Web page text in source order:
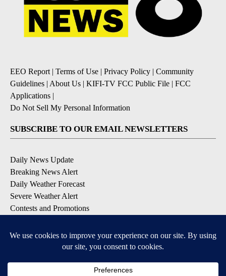
EEO Report | Terms of Use | Privacy Policy | Community
Guidelines | About Us | KIFI-TV FCC Public File | FCC
Applications |
Do Not Sell My Personal Information
SUBSCRIBE TO OUR EMAIL NEWSLETTERS
Daily News Update
Breaking News Alert
Daily Weather Forecast
Severe Weather Alert
Contests and Promotions